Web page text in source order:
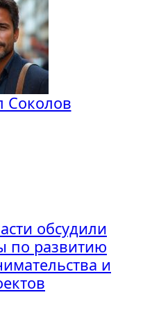
Соколов
обсудили
по развитию
и